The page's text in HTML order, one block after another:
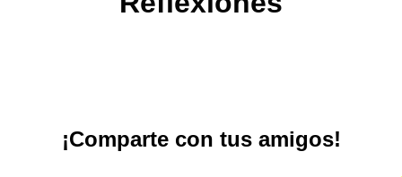
¡Comparte con tus amigos!